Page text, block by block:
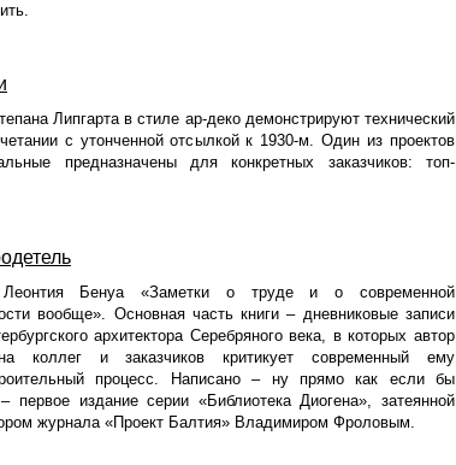
Липгарта в стиле ар-деко демонстрируют технический
с утонченной отсылкой к 1930-м. Один из проектов
предназначены для конкретных заказчиков: топ-
Бенуа «Заметки о труде и о современной
вообще». Основная часть книги – дневниковые записи
архитектора Серебряного века, в которых автор
коллег и заказчиков критикует современный ему
процесс. Написано – ну прямо как если бы
первое издание серии «Библиотека Диогена», затеянной
журнала «Проект Балтия» Владимиром Фроловым.